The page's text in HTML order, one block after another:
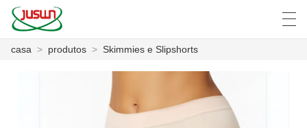
中文 Deutsch English
casa > produtos > Skimmies e Slipshorts